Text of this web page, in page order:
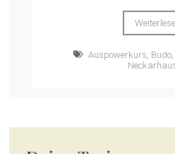
Auspowerkurs Budo,